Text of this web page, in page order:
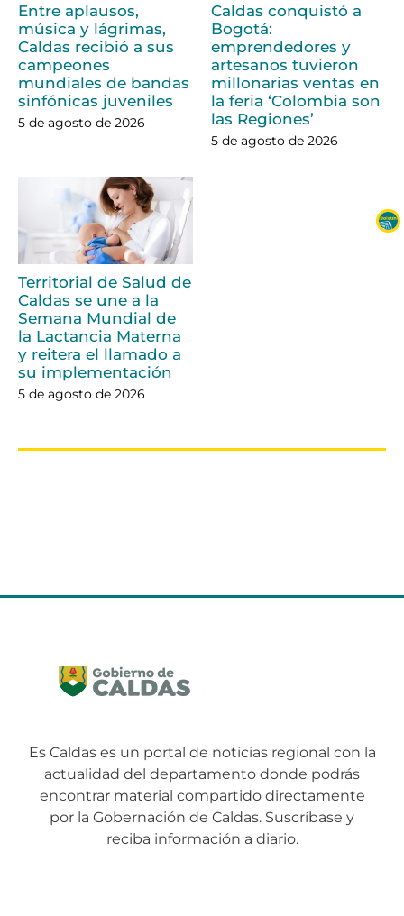
Entre aplausos,
música y lágrimas,
Caldas recibió a sus
campeones
mundiales de bandas
sinfónicas juveniles
5 de agosto de 2026
Caldas conquistó a
Bogotá:
emprendedores y
artesanos tuvieron
millonarias ventas en
la feria ‘Colombia son
las Regiones’
5 de agosto de 2026
Territorial de Salud de
Caldas se une a la
Semana Mundial de
la Lactancia Materna
y reitera el llamado a
su implementación
5 de agosto de 2026
Es Caldas es un portal de noticias regional con la
actualidad del departamento donde podrás
encontrar material compartido directamente
por la Gobernación de Caldas. Suscríbase y
reciba información a diario.